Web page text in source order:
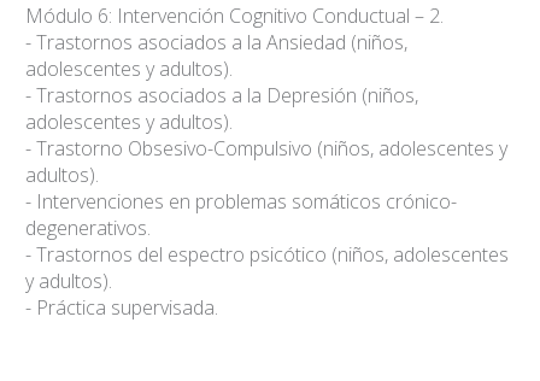
Módulo 6: Intervención Cognitivo Conductual – 2.
- Trastornos asociados a la Ansiedad (niños,
adolescentes y adultos).
- Trastornos asociados a la Depresión (niños,
adolescentes y adultos).
- Trastorno Obsesivo-Compulsivo (niños, adolescentes y
adultos).
- Intervenciones en problemas somáticos crónico-
degenerativos.
- Trastornos del espectro psicótico (niños, adolescentes
y adultos).
- Práctica supervisada.